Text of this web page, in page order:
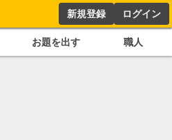
新規登録 ログイン
お題を出す 職人